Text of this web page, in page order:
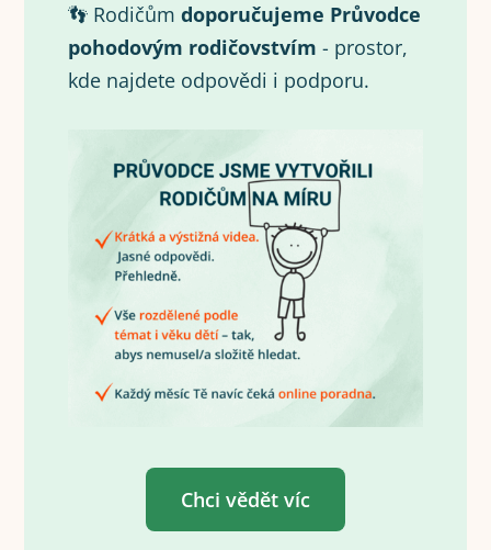
👣 Rodičůmdoporučujeme Průvodce
pohodovým rodičovstvím - prostor,
kde najdete odpovědi i podporu.
Chci vědět víc